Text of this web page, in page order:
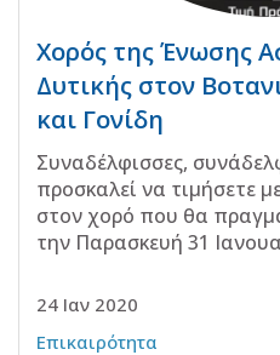
Χορός της Ένωσης
Δυτικής στον
και Γονίδη
Συναδέλφισσες,
προσκαλεί να τιμήσετε
στον χορό που θα
την Παρασκευή 31
24 Ιαν 2020
Επικαιρότητα